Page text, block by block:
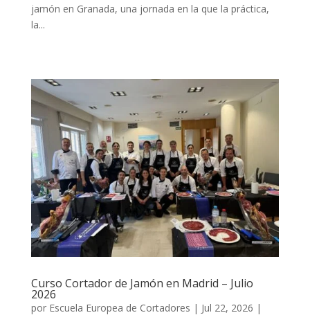
jamón en Granada, una jornada en la que la práctica,
la...
Curso Cortador de Jamón en Madrid – Julio
2026
por Escuela Europea de Cortadores | Jul 22, 2026 |